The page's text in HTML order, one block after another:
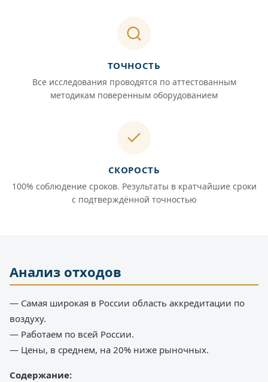
ТОЧНОСТЬ
Все исследования проводятся по аттестованным
методикам поверенным оборудованием
СКОРОСТЬ
100% соблюдение сроков. Результаты в кратчайшие сроки
с подтверждённой точностью
Анализ отходов
— Самая широкая в России область аккредитации по
воздуху.
— Работаем по всей России.
— Цены, в среднем, на 20% ниже рыночных.
Содержание: